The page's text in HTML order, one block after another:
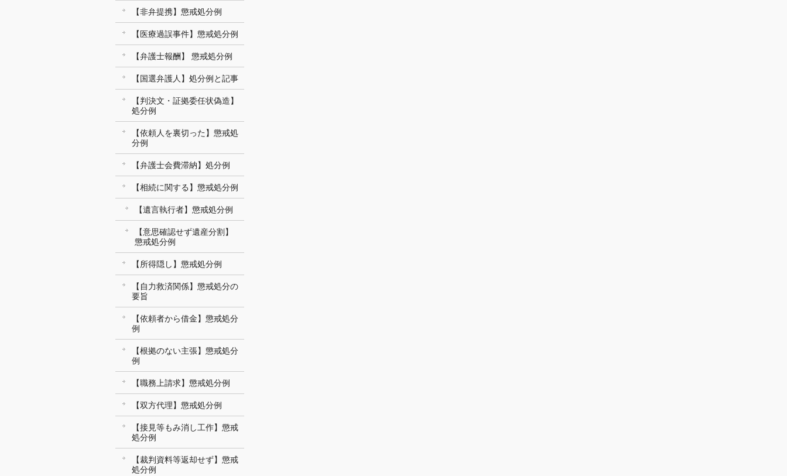
【非弁提携】懲戒処分例
【医療過誤事件】懲戒処分例
【弁護士報酬】 懲戒処分例
【国選弁護人】処分例と記事
【判決文・証拠委任状偽造】
処分例
【依頼人を裏切った】懲戒処
分例
【弁護士会費滞納】処分例
【相続に関する】懲戒処分例
【遺言執行者】懲戒処分例
【意思確認せず遺産分割】
懲戒処分例
【所得隠し】懲戒処分例
【自力救済関係】懲戒処分の
要旨
【依頼者から借金】懲戒処分
例
【根拠のない主張】懲戒処分
例
【職務上請求】懲戒処分例
【双方代理】懲戒処分例
【接見等もみ消し工作】懲戒
処分例
【裁判資料等返却せず】懲戒
処分例